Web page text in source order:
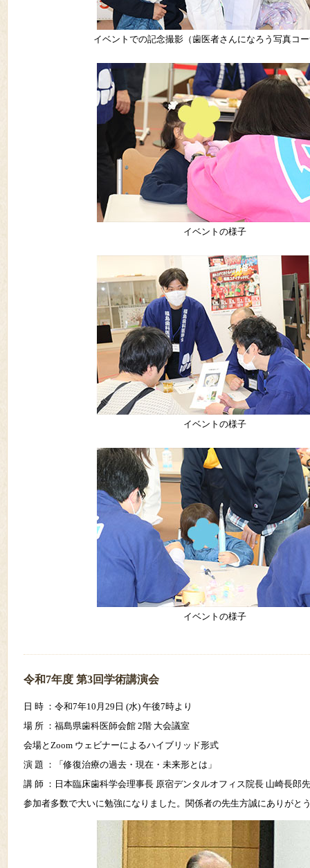
イベントでの記念撮影（歯医者さんになろう写真コ
イベントの様子
イベントの様子
イベントの様子
令和7年度 第3回学術講演会
日 時 ：令和7年10月29日 (水) 午後7時より
場 所 ：福島県歯科医師会館 2階 大会議室
会場とZoom ウェビナーによるハイブリッド形式
演 題 ：「修復治療の過去・現在・未来形とは」
講 師 ：日本臨床歯科学会理事長 原宿デンタルオフィス院長 山崎長郎
参加者多数で大いに勉強になりました。関係者の先生方誠にありがと